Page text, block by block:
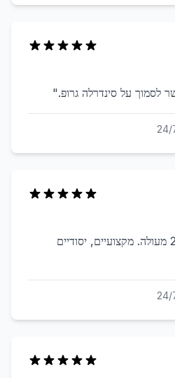
לסמוך על סינדרלה גרופ."
שירותי ניקיון חירום 24/7 מעולה. מקצועיים, יסודיים